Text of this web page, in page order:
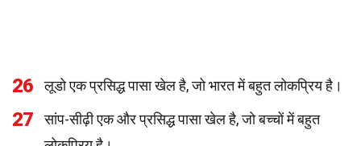
26 लूडो एक प्रसिद्ध पासा खेल है, जो भारत में बहुत लोकप्रिय है।
27
सांप-सीढ़ी एक और प्रसिद्ध पासा खेल है, जो बच्चों में बहुत